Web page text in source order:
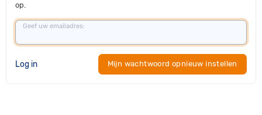
op.
Geef uw emailadres:
Log in Mijn wachtwoord opnieuw instellen